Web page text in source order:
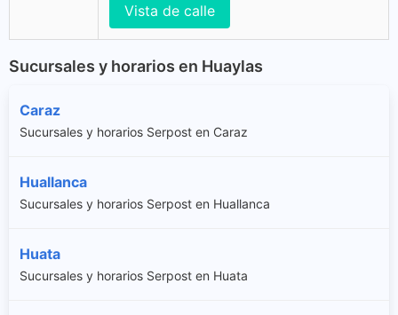
Vista de calle
Sucursales y horarios en Huaylas
Caraz
Sucursales y horarios Serpost en Caraz
Huallanca
Sucursales y horarios Serpost en Huallanca
Huata
Sucursales y horarios Serpost en Huata